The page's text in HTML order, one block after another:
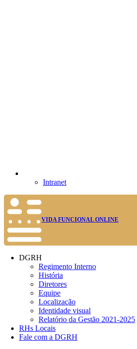
Intranet
VIDA FUNCIONAL ONLINE
DGRH
Regimento Interno
História
Diretores
Equipe
Localização
Identidade visual
Relatório da Gestão 2021-2025
RHs Locais
Fale com a DGRH